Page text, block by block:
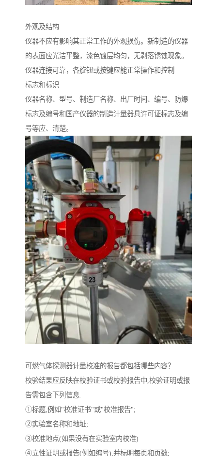
外观及结构
仪器不应有影响其正常工作的外观损伤。新制造的仪器
的表面应光洁平整，漆色镀层均匀，无剥落锈蚀现象。
仪器连接可靠，各旋钮或按键应能正常操作和控制
标志和标识
仪器名称、型号、制造厂名称、出厂时间、编号、防爆
标志及编号和国产仪器的制造计量器具许可证标志及编
号等应、清楚。
可燃气体探测器计量校准的报告都包括哪些内容？
校验结果应反映在校验证书或校验报告中,校验证明或报
告需包含下列信息.
①标题,例如"校准证书"或"校准报告";
②实验室名称和地址;
③校准地点(如果没有在实验室内校准)
④立性证明或报告(例如编号),并标明每页和页数;